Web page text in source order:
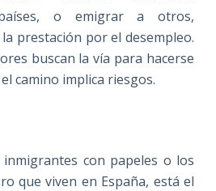
o emigrar a otros,
prestación por el desempleo.
buscan la vía para hacerse
camino implica riesgos.
inmigrantes con papeles o los
que viven en España, está el